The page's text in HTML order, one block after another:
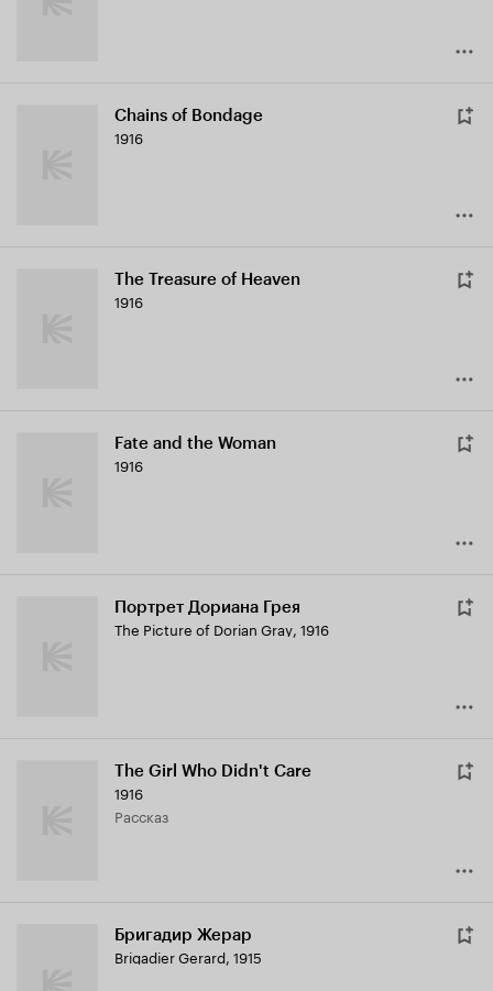
Chains of Bondage
1916
The Treasure of Heaven
1916
Fate and the Woman
1916
Портрет Дориана Грея
The Picture of Dorian Gray, 1916
The Girl Who Didn't Care
1916
рассказ
Бригадир Жерар
Brigadier Gerard, 1915